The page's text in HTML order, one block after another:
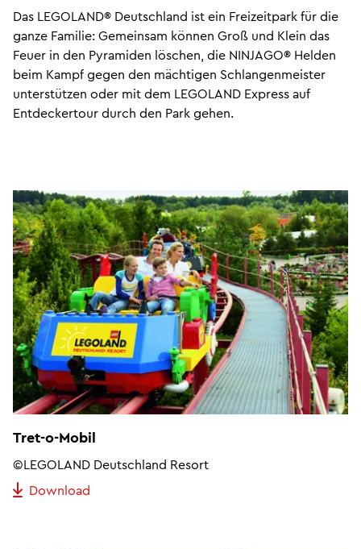
Das LEGOLAND® Deutschland ist ein Freizeitpark für die
ganze Familie: Gemeinsam können Groß und Klein das
Feuer in den Pyramiden löschen, die NINJAGO® Helden
beim Kampf gegen den mächtigen Schlangenmeister
unterstützen oder mit dem LEGOLAND Express auf
Entdeckertour durch den Park gehen.
Tret-o-Mobil
©LEGOLAND Deutschland Resort
Download